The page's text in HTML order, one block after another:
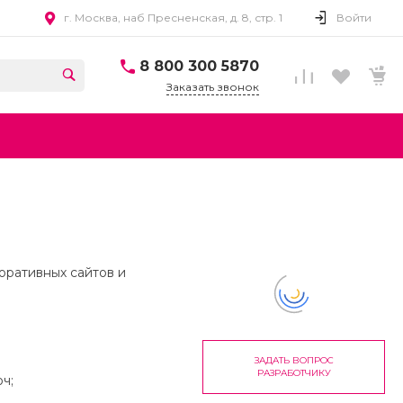
г. Москва, наб Пресненская, д. 8, стр. 1 Войти
8 800 300 5870
Заказать звонок
сайтов и
ЗАДАТЬ ВОПРОС
РАЗРАБОТЧИКУ